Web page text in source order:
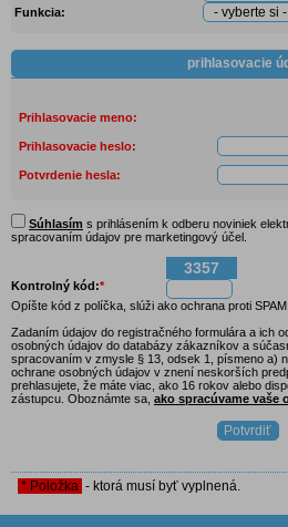
Funkcia:
prihlasovacie
Prihlasovacie meno:
Prihlasovacie heslo:
Potvrdenie hesla:
Súhlasím s prihlásením k odberu noviniek
spracovaním údajov pre marketingový účel.
3357
Kontrolný kód:*
Opíšte kód z políčka, slúži ako ochrana proti SPAM.
Zadaním údajov do registračného formulára a ich
osobných údajov do databázy zákazníkov a
spracovaním v zmysle § 13, odsek 1, písmeno a)
ochrane osobných údajov v znení neskorších
prehlasujete, že máte viac, ako 16 rokov alebo
zástupcu. Oboznámte sa, ako spracúvame vaše
* Položka - ktorá musí byť vyplnená.